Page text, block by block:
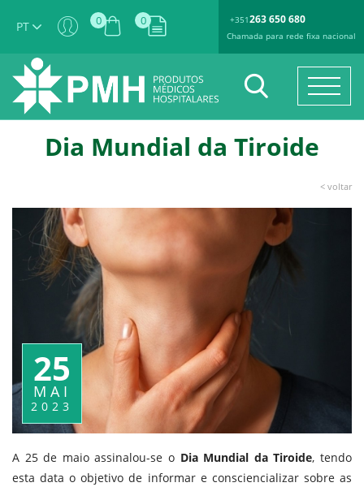
PT 0 0 +351263 650 680
Chamada para rede fixa nacional
Dia Mundial da Tiroide
< voltar
25
MAI
2023
A 25 de maio assinalou-se o Dia Mundial da Tiroide, tendo
esta data o objetivo de informar e consciencializar sobre as